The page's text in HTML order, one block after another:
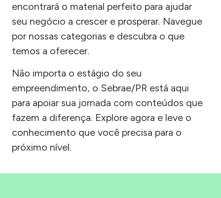
encontrará o material perfeito para ajudar
seu negócio a crescer e prosperar. Navegue
por nossas categorias e descubra o que
temos a oferecer.
Não importa o estágio do seu
empreendimento, o Sebrae/PR está aqui
para apoiar sua jornada com conteúdos que
fazem a diferença. Explore agora e leve o
conhecimento que você precisa para o
próximo nível.